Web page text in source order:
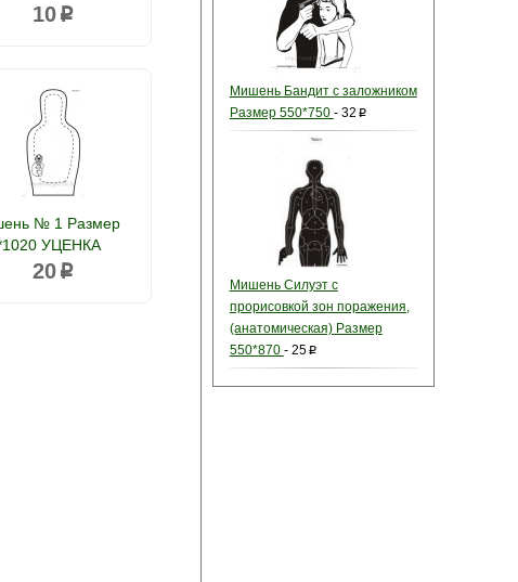
Мишень Бандит с заложником
Размер 550*750 - 32 p
Мишень Силуэт с
прорисовкой зон поражения,
(анатомическая) Размер
550*870 - 25p
10p
№ 1 Размер
УЦЕНКА
20p